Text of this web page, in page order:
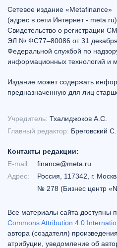
Сетевое издание «Metafinance»
(адрес в сети Интернет - meta.ru)
Свидетельство о регистрации
ЭЛ № ФС77–80086 от 31
Федеральной службой по
информационных технологий и
Издание может содержать
предназначенную для лиц
Учредитель: Тхалиджоков А.С.
Главный редактор: Бреговский
Контакты редакции:
E-mail:
finance@meta.ru
Адрес:
Россия, 117342, г.
№ 278 (Бизнес центр
Все материалы сайта доступны
Commons Attribution 4.0
автора (создателя)
атрибуции, уведомление об